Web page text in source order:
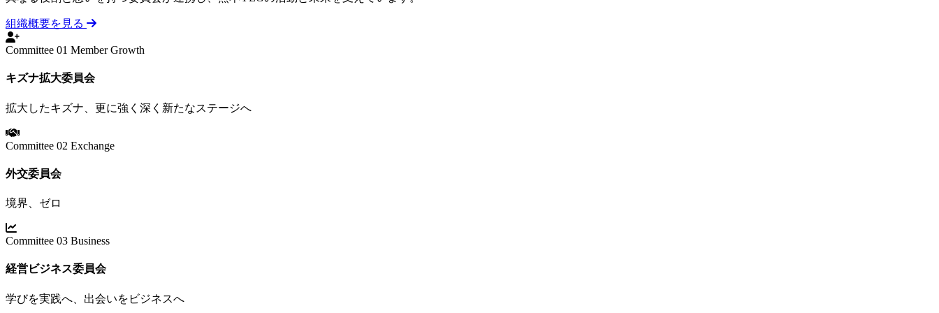
組織概要を見る
Committee 01 Member Growth
キズナ拡大委員会
拡大したキズナ、更に強く深く新たなステージへ
Committee 02 Exchange
外交委員会
境界、ゼロ
Committee 03 Business
経営ビジネス委員会
学びを実践へ、出会いをビジネスへ